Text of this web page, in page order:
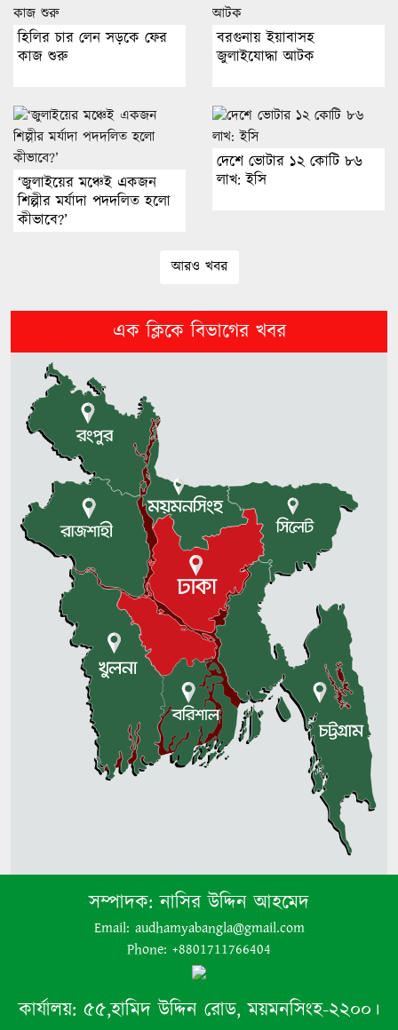
ঢাকার বাইরে উন্নত চিকিৎসায় চীনের
সহায়তায় ২০ হাসপাতাল
প্রথমবারের মতো মোজতবা খামেনির
ভিডিও প্রকাশ করলো ইরান
আমার সঙ্গে বিয়ে নয়, স্বপ্নে বাসর
‘লুটপাটের লাইসেন্স’ দেওয়া হচ্ছে:
জামায়াত
নাফ নদী থেকে ট্রলারসহ ৩ জেলেকে
ধরে নিয়ে গেছে আরাকান আর্মি
জুলাই আন্দোলন শুধু একটি পক্ষের নয়,
সবাই মিলে এগিয়ে নিয়েছি: এ্যানি
হিলির চার লেন সড়কে ফের
কাজ শুরু
বরগুনায় ইয়াবাসহ
জুলাইযোদ্ধা আটক
‘জুলাইয়ের মঞ্চেই একজন
শিল্পীর মর্যাদা পদদলিত হলো
কীভাবে?’
দেশে ভোটার ১২ কোটি ৮৬
লাখ: ইসি
আরও খবর
এক ক্লিকে বিভাগের খবর
সম্পাদক:নাসির উদ্দিন আহমেদ
Email: audhamyabangla@gmail.com
Phone: +8801711766404
কার্যালয়: ৫৫,হামিদ উদ্দিন রোড, ময়মনসিংহ-২২০০।